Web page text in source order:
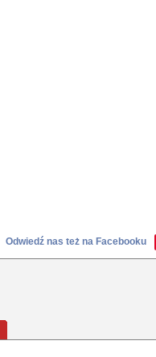
Odwiedź nas też na Facebooku